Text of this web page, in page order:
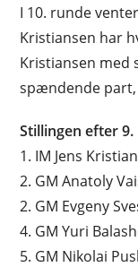
I 10. runde
Kristiansen har
Kristiansen med
spændende part,
Stillingen efter
1. IM Jens
2. GM Anatoly
2. GM Evgeny
4. GM Yuri
5. GM Nikolai